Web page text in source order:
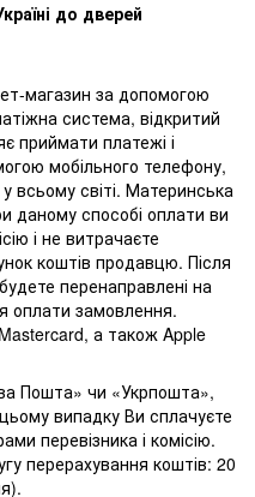
до дверей
магазин за допомогою
система, відкритий
приймати платежі і
мобільного телефону,
всьому світі. Материнська
даному способі оплати ви
і не витрачаєте
коштів продавцю. Після
перенаправлені на
оплати замовлення.
а також Apple
Пошта» чи «Укрпошта»,
випадку Ви сплачуєте
перевізника і комісію.
перерахування коштів: 20